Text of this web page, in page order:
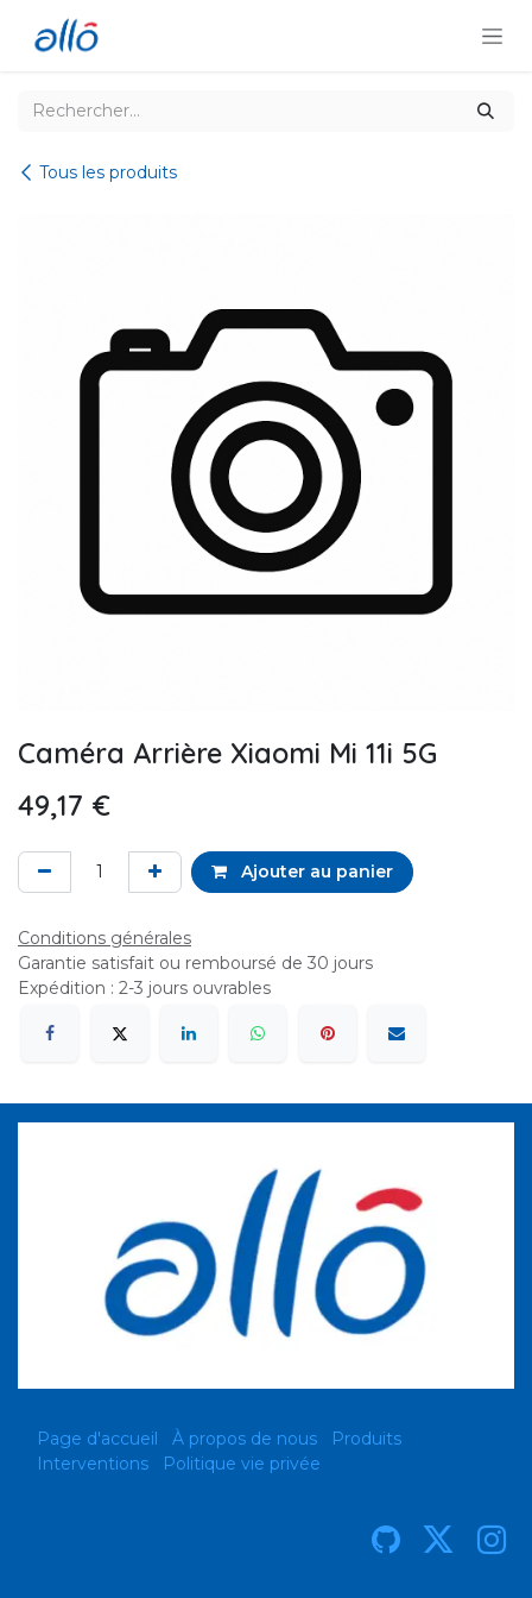
Tous les produits
Caméra Arrière Xiaomi Mi 11i 5G
49,17 €
Ajouter au panier
Conditions générales
Garantie satisfait ou remboursé de 30 jours
Expédition : 2-3 jours ouvrables
Page d'accueil À propos de nous
Produits
Interventions
Politique vie privée